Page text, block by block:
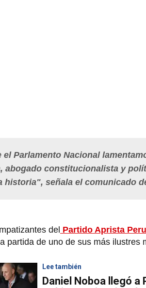
el Parlamento Nacional
abogado constitucionalista y
historia", señala el comunicado
del Partido Aprista
partida de uno de sus más ilustres
Lee también
Daniel Noboa llegó a